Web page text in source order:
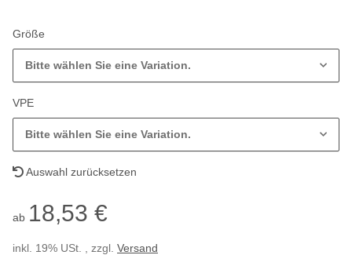
Größe
Bitte wählen Sie eine Variation.
VPE
Bitte wählen Sie eine Variation.
Auswahl zurücksetzen
ab 18,53 €
inkl. 19% USt. , zzgl. Versand